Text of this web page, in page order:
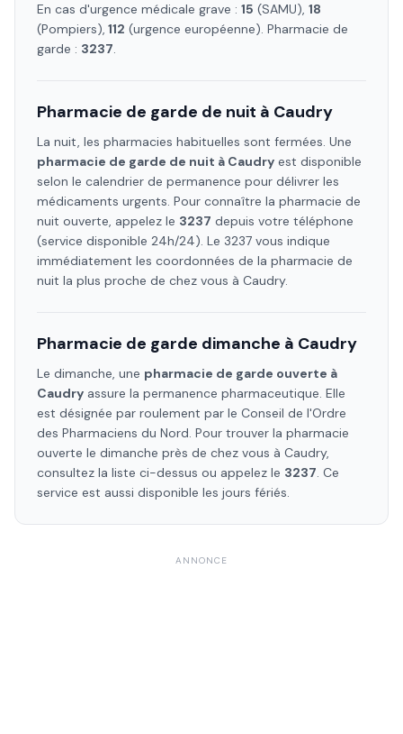
En cas d'urgence médicale grave : 15 (SAMU), 18
(Pompiers), 112 (urgence européenne). Pharmacie de
garde : 3237.
Pharmacie de garde de nuit à Caudry
La nuit, les pharmacies habituelles sont fermées. Une
pharmacie de garde de nuit à Caudry est disponible
selon le calendrier de permanence pour délivrer les
médicaments urgents. Pour connaître la pharmacie de
nuit ouverte, appelez le 3237 depuis votre téléphone
(service disponible 24h/24). Le 3237 vous indique
immédiatement les coordonnées de la pharmacie de
nuit la plus proche de chez vous à Caudry.
Pharmacie de garde dimanche à Caudry
Le dimanche, une pharmacie de garde ouverte à
Caudry assure la permanence pharmaceutique. Elle
est désignée par roulement par le Conseil de l'Ordre
des Pharmaciens du Nord. Pour trouver la pharmacie
ouverte le dimanche près de chez vous à Caudry,
consultez la liste ci-dessus ou appelez le 3237. Ce
service est aussi disponible les jours fériés.
ANNONCE